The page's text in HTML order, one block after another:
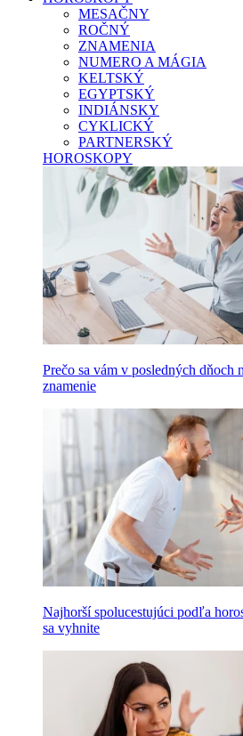
MESAČNY
ROČNÝ
ZNAMENIA
NUMERO A MÁGIA
KELTSKÝ
EGYPTSKÝ
INDIÁNSKY
CYKLICKÝ
PARTNERSKÝ
HOROSKOPY
Prečo sa vám v posledných dňoch
znamenie
Najhorší spolucestujúci podľa
sa vyhnite